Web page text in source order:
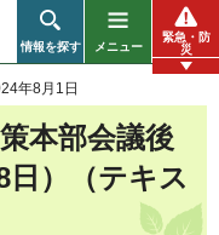
情報を探す メニュー
緊急・防
災
年8月1日
本部会議後
日）（テキス